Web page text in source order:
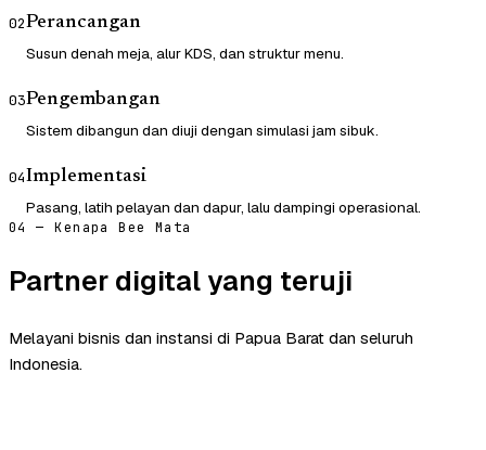
02Perancangan
Susun denah meja, alur KDS, dan struktur menu.
03Pengembangan
Sistem dibangun dan diuji dengan simulasi jam sibuk.
04Implementasi
Pasang, latih pelayan dan dapur, lalu dampingi operasional.
04 — Kenapa Bee Mata
Partner digital yang teruji
Melayani bisnis dan instansi di Papua Barat dan seluruh
Indonesia.